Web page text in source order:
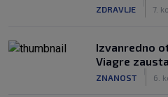
ZDRAVLJE 7.
Izvanredno
Viagre
ZNANOST 6.